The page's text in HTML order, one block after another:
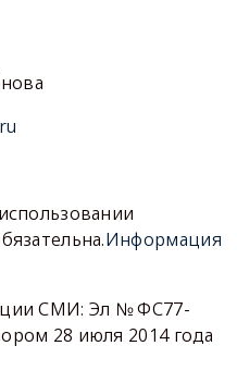
Информация
СМИ: Эл № ФС77-
28 июля 2014 года